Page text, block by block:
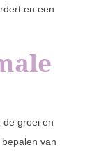
en een
de groei en
van